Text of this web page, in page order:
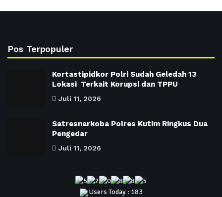
Pos Terpopuler
Kortastipidkor Polri Sudah Geledah 13
Lokasi Terkait Korupsi dan TPPU
Juli 11, 2026
Satresnarkoba Polres Kutim Ringkus Dua
Pengedar
Juli 11, 2026
Users Today : 183